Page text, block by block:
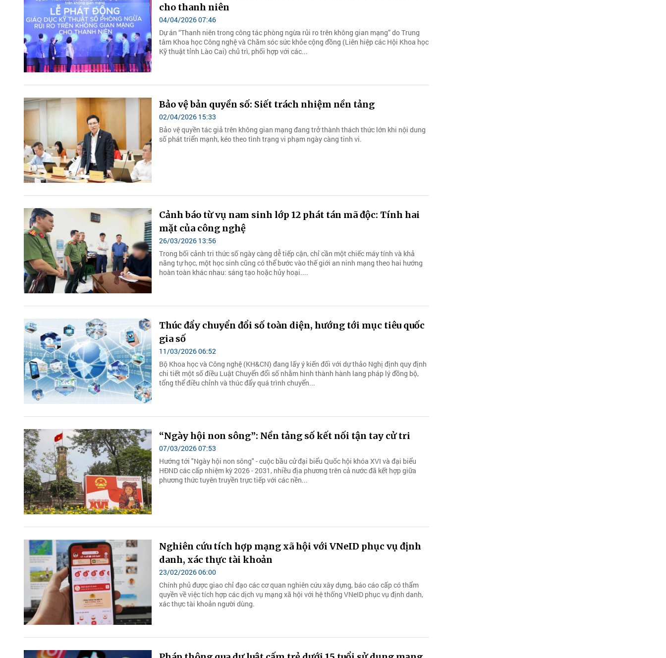
cho thanh niên
04/04/2026 07:46
Dự án “Thanh niên trong công tác phòng ngừa rủi ro trên không gian mạng” do Trung
tâm Khoa học Công nghệ và Chăm sóc sức khỏe cộng đồng (Liên hiệp các Hội Khoa học
Kỹ thuật tỉnh Lào Cai) chủ trì, phối hợp với các...
Bảo vệ bản quyền số: Siết trách nhiệm nền tảng
02/04/2026 15:33
Bảo vệ quyền tác giả trên không gian mạng đang trở thành thách thức lớn khi nội dung
số phát triển mạnh, kéo theo tình trạng vi phạm ngày càng tinh vi.
Cảnh báo từ vụ nam sinh lớp 12 phát tán mã độc: Tính hai
mặt của công nghệ
26/03/2026 13:56
Trong bối cảnh tri thức số ngày càng dễ tiếp cận, chỉ cần một chiếc máy tính và khả
năng tự học, một học sinh cũng có thể bước vào thế giới an ninh mạng theo hai hướng
hoàn toàn khác nhau: sáng tạo hoặc hủy hoại....
Thúc đẩy chuyển đổi số toàn diện, hướng tới mục tiêu quốc
gia số
11/03/2026 06:52
Bộ Khoa học và Công nghệ (KH&CN) đang lấy ý kiến đối với dự thảo Nghị định quy định
chi tiết một số điều Luật Chuyển đổi số nhằm hình thành hành lang pháp lý đồng bộ,
tổng thể điều chỉnh và thúc đẩy quá trình chuyển...
“Ngày hội non sông”: Nền tảng số kết nối tận tay cử tri
07/03/2026 07:53
Hướng tới "Ngày hội non sông" - cuộc bầu cử đại biểu Quốc hội khóa XVI và đại biểu
HĐND các cấp nhiệm kỳ 2026 - 2031, nhiều địa phương trên cả nước đã kết hợp giữa
phương thức tuyên truyền trực tiếp với các nền...
Nghiên cứu tích hợp mạng xã hội với VNeID phục vụ định
danh, xác thực tài khoản
23/02/2026 06:00
Chính phủ được giao chỉ đạo các cơ quan nghiên cứu xây dựng, báo cáo cấp có thẩm
quyền về việc tích hợp các dịch vụ mạng xã hội với hệ thống VNeID phục vụ định danh,
xác thực tài khoản người dùng.